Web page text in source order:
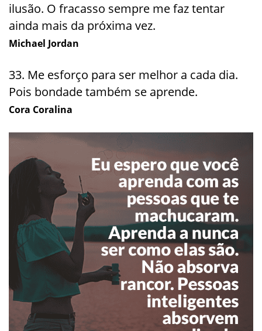
ilusão. O fracasso sempre me faz tentar
ainda mais da próxima vez.
Michael Jordan
33. Me esforço para ser melhor a cada dia.
Pois bondade também se aprende.
Cora Coralina